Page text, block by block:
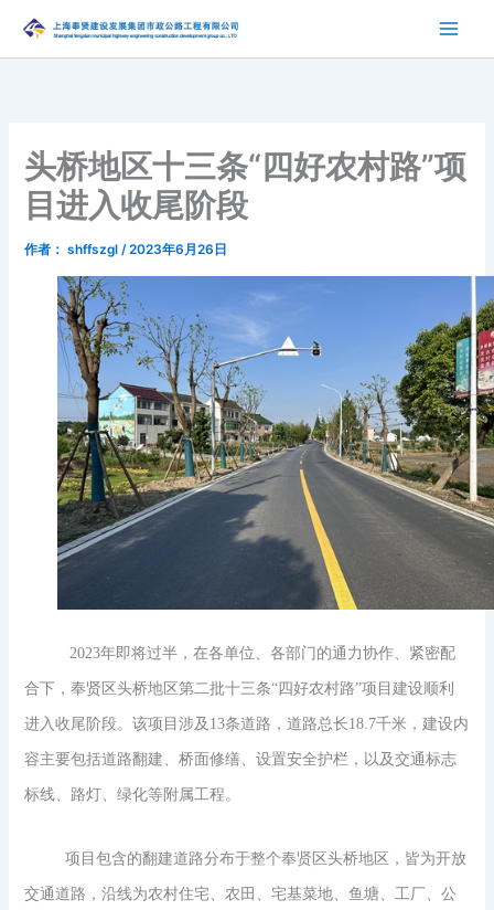
内
头桥地区十三条“四好农村路”项
目进入收尾阶段
作者： shffszgl/2023年6月26日
2023年即将过半，在各单位、各部门的通力协作、紧密配
合下，奉贤区头桥地区第二批十三条“四好农村路”项目建设顺利
进入收尾阶段。该项目涉及13条道路，道路总长18.7千米，建设内
容主要包括道路翻建、桥面修缮、设置安全护栏，以及交通标志
标线、路灯、绿化等附属工程。
项目包含的翻建道路分布于整个奉贤区头桥地区，皆为开放
交通道路，沿线为农村住宅、农田、宅基菜地、鱼塘、工厂、公